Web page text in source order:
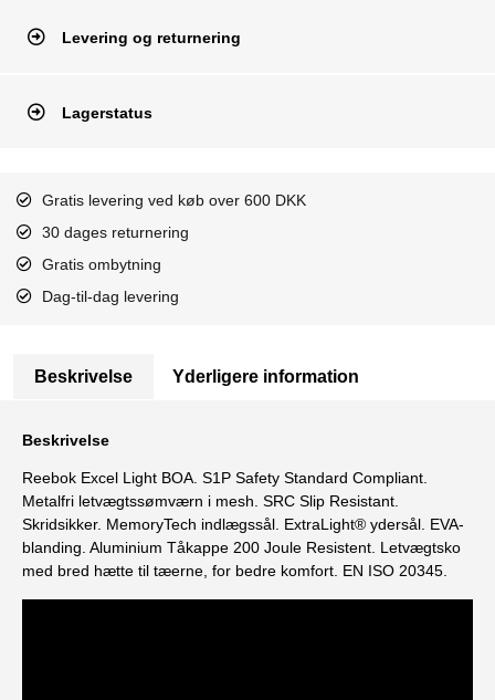
Levering og returnering
Lagerstatus
Gratis levering ved køb over 600 DKK
30 dages returnering
Gratis ombytning
Dag-til-dag levering
Beskrivelse Yderligere information
Beskrivelse
Reebok Excel Light BOA. S1P Safety Standard Compliant.
Metalfri letvægtssømværn i mesh. SRC Slip Resistant.
Skridsikker. MemoryTech indlægssål. ExtraLight® ydersål. EVA-
blanding. Aluminium Tåkappe 200 Joule Resistent. Letvægtsko
med bred hætte til tæerne, for bedre komfort. EN ISO 20345.